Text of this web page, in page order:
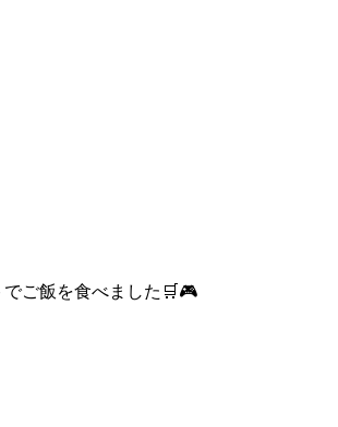
ご飯を食べました🛒🎮